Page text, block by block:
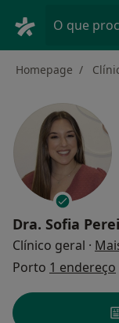
O que
Homepage
Dra. Sofia
Clínico geral ·
Porto 1 endereço